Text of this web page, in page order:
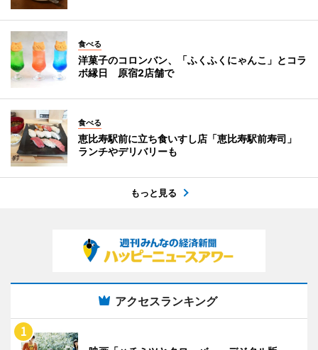
食べる
洋菓子のコロンバン、「ふくふくにゃんこ」とコラ
ボ縁日 原宿2店舗で
食べる
恵比寿駅前に立ち食いすし店「恵比寿駅前寿司」
ランチやデリバリーも
もっと見る
アクセスランキング